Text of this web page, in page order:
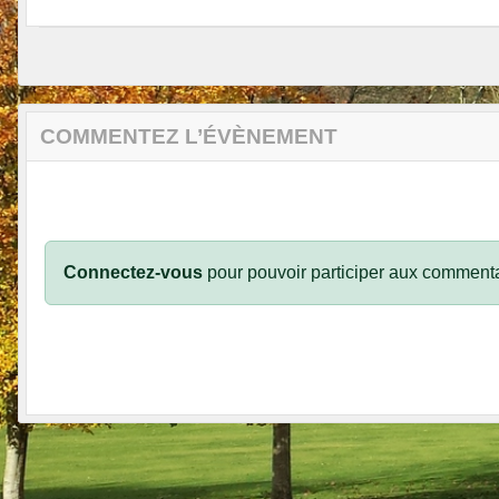
COMMENTEZ L’ÉVÈNEMENT
Connectez-vous pour pouvoir participer aux